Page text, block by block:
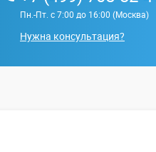
Пн.-Пт. с 7:00 до 16:00 (Москва)
Нужна консультация?